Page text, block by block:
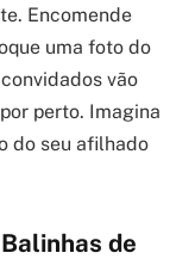
Encomende
uma foto do
vão
perto. Imagina
do seu afilhado
de